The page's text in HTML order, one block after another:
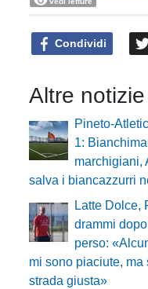
Condividi
Altre
Pineto-
1:
marchigiani,
salva i biancazzurri
Latte Dolce,
drammi
perso:
mi sono piaciute, ma
strada giusta»